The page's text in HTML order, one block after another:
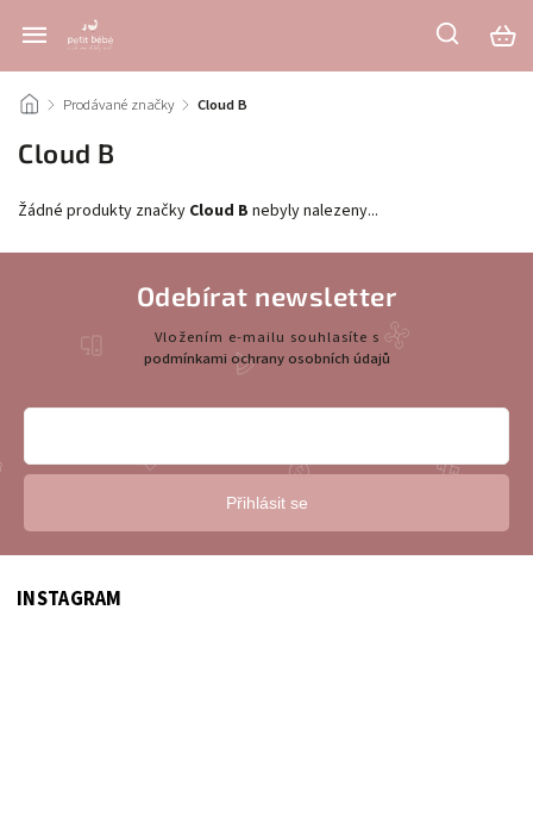
/ Prodávané značky / Cloud B
Cloud B
Žádné produkty značky Cloud B nebyly nalezeny...
INSTAGRAM
Odebírat newsletter
Vložením e-mailu souhlasíte s
podmínkami ochrany osobních údajů
Přihlásit se